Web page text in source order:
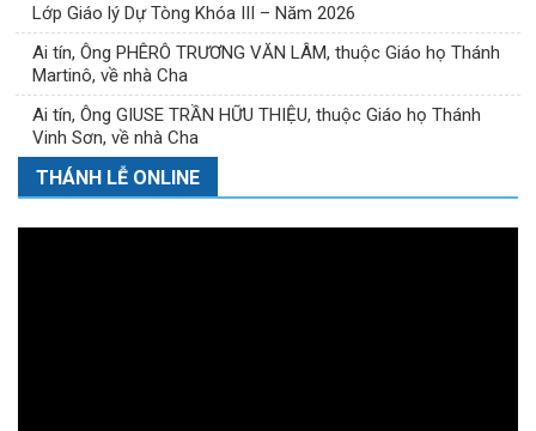
Lớp Giáo lý Dự Tòng Khóa III – Năm 2026
Ai tín, Ông PHÊRÔ TRƯƠNG VĂN LÂM, thuộc Giáo họ Thánh
Martinô, về nhà Cha
Ai tín, Ông GIUSE TRẦN HỮU THIỆU, thuộc Giáo họ Thánh
Vinh Sơn, về nhà Cha
THÁNH LỄ ONLINE